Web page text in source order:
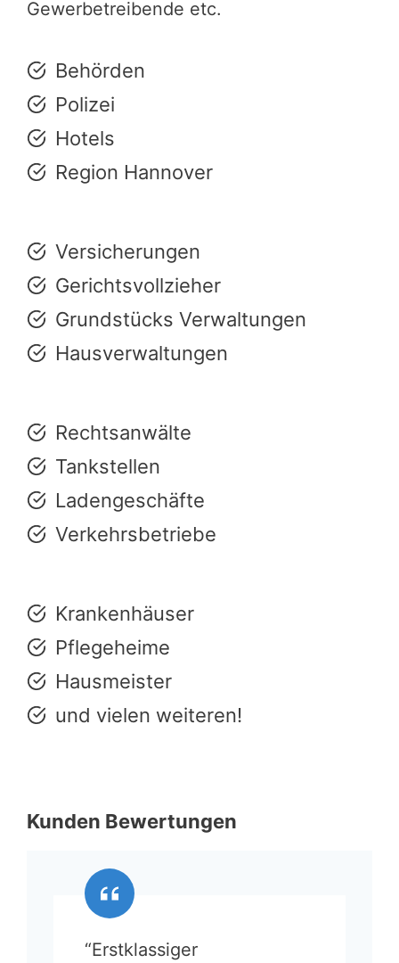
Gewerbetreibende etc.
Behörden
Polizei
Hotels
Region Hannover
Versicherungen
Gerichtsvollzieher
Grundstücks Verwaltungen
Hausverwaltungen
Rechtsanwälte
Tankstellen
Ladengeschäfte
Verkehrsbetriebe
Krankenhäuser
Pflegeheime
Hausmeister
und vielen weiteren!
Kunden Bewertungen
“Erstklassiger